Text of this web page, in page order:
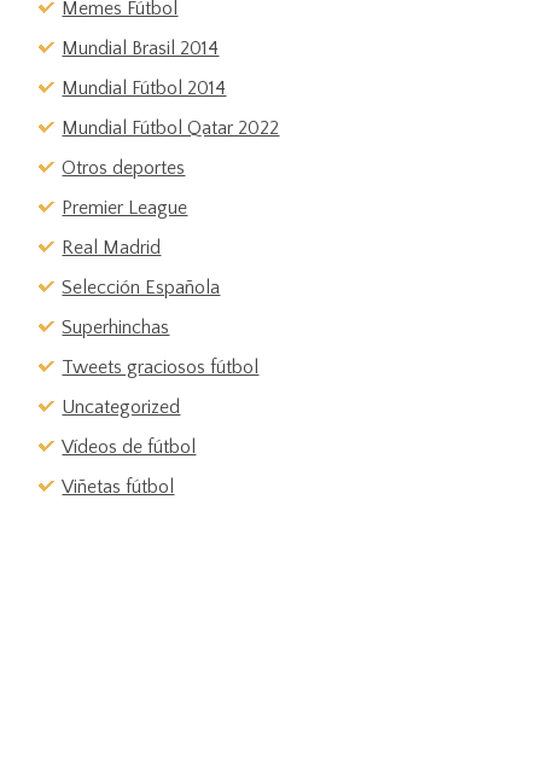
Memes Fútbol
Mundial Brasil 2014
Mundial Fútbol 2014
Mundial Fútbol Qatar 2022
Otros deportes
Premier League
Real Madrid
Selección Española
Superhinchas
Tweets graciosos fútbol
Uncategorized
Vídeos de fútbol
Viñetas fútbol